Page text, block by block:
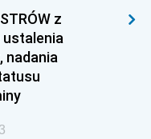
z
ustalenia
nadania